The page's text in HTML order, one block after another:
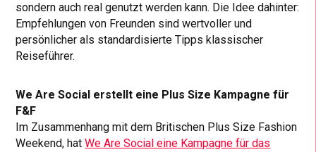
sondern auch real genutzt werden kann. Die Idee dahinter:
Empfehlungen von Freunden sind wertvoller und
persönlicher als standardisierte Tipps klassischer
Reiseführer.
We Are Social erstellt eine Plus Size Kampagne für
F&F
Im Zusammenhang mit dem Britischen Plus Size Fashion
Weekend, hatWe Are Social eine Kampagne für das